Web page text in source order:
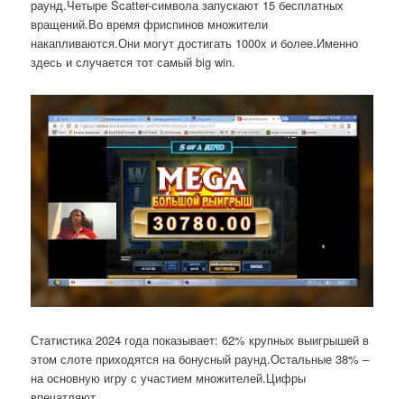
раунд.Четыре Scatter-символа запускают 15 бесплатных
вращений.Во время фриспинов множители
накапливаются.Они могут достигать 1000x и более.Именно
здесь и случается тот самый big win.
Статистика 2024 года показывает: 62% крупных выигрышей в
этом слоте приходятся на бонусный раунд.Остальные 38% –
на основную игру с участием множителей.Цифры